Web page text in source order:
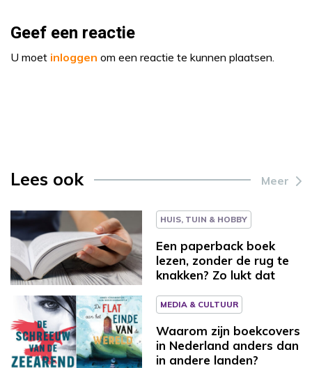
Geef een reactie
U moet inloggen om een reactie te kunnen plaatsen.
Lees ook Meer
HUIS, TUIN & HOBBY
Een paperback boek
lezen, zonder de rug te
knakken? Zo lukt dat
MEDIA & CULTUUR
Waarom zijn boekcovers
in Nederland anders dan
in andere landen?